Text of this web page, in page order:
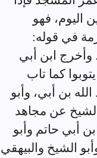
اليوم، فهو
في قوله:
ابن أبي
كما تاب
بن أبي، وأبو
عن مجاهد
أبي حاتم وأبو
الشيخ والبيهقي